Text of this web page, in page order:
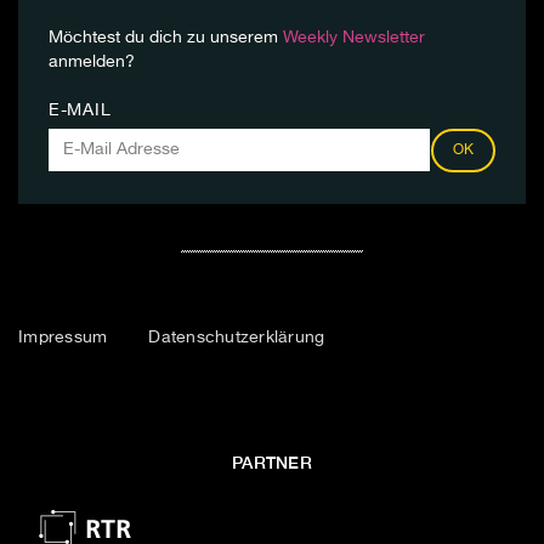
Möchtest du dich zu unserem Weekly Newsletter
anmelden?
E-MAIL
OK
Impressum Datenschutzerklärung
PARTNER